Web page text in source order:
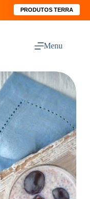
PRODUTOS TERRA
Menu